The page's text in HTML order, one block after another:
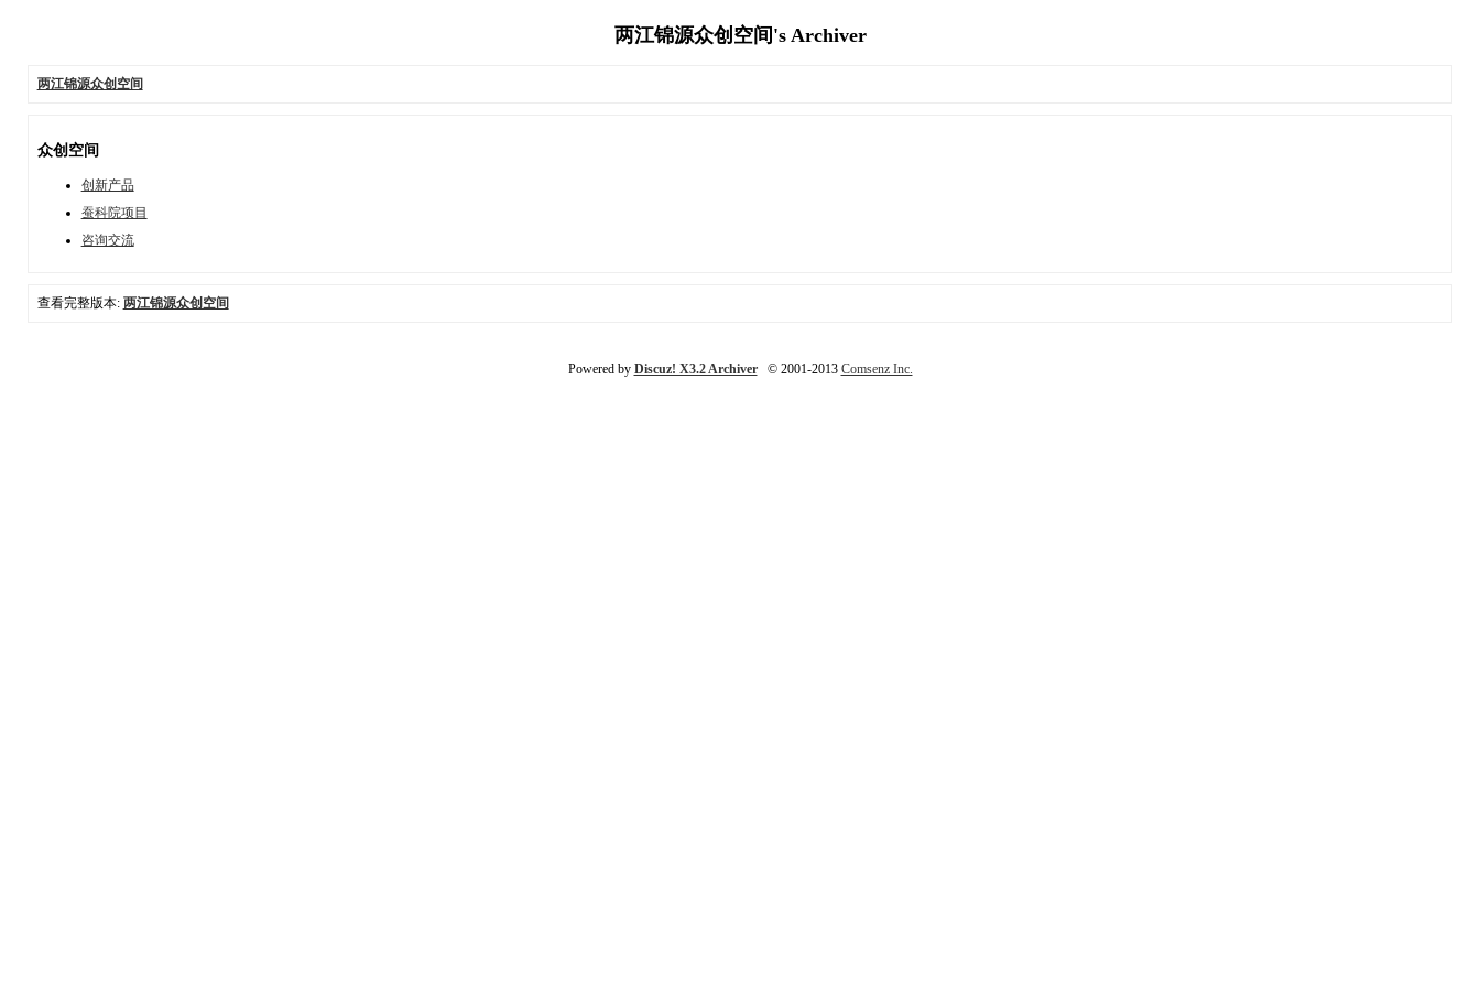
两江锦源众创空间's Archiver
两江锦源众创空间
众创空间
创新产品
蚕科院项目
咨询交流
查看完整版本: 两江锦源众创空间
Powered by Discuz! X3.2 Archiver© 2001-2013 Comsenz Inc.